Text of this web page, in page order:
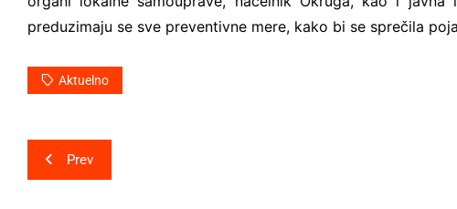
preduzimaju se sve preventivne mere, kako bi se sprečila
Aktuelno
Post
navigation
Prev